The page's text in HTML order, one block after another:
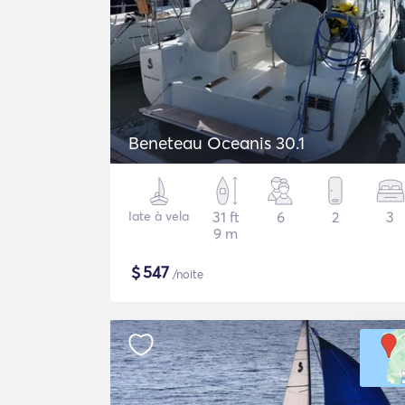
Beneteau Oceanis 30.1
Iate à vela
31 ft
9 m
6 2 3
$547 /noite